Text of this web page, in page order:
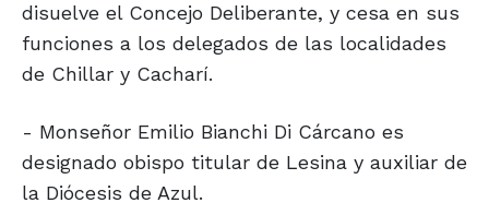
disuelve el Concejo Deliberante, y cesa en sus
funciones a los delegados de las localidades
de Chillar y Cacharí.
- Monseñor Emilio Bianchi Di Cárcano es
designado obispo titular de Lesina y auxiliar de
la Diócesis de Azul.